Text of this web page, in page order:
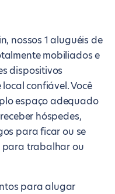
nossos 1 aluguéis de
mobiliados e
dispositivos
confiável. Você
espaço adequado
hóspedes,
para ficar ou se
para trabalhar ou
para alugar